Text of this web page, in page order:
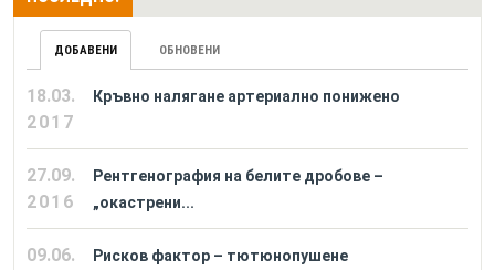
ДОБАВЕНИ ОБНОВЕНИ
18.03.
2017
Кръвно налягане артериално понижено
27.09.
2016
Рентгенография на белите дробове –
„окастрени...
09.06.
Рисков фактор – тютюнопушене